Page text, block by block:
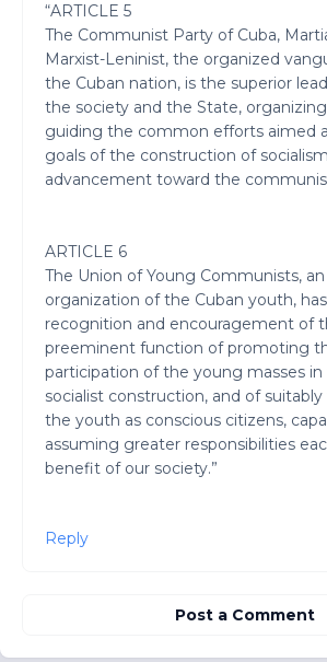
“ARTICLE 5
The Communist Party of Cuba,
Marxist-Leninist, the organized
the Cuban nation, is the superior
the society and the State,
guiding the common efforts aimed
goals of the construction of
advancement toward the
ARTICLE 6
The Union of Young Communists,
organization of the Cuban youth,
recognition and encouragement of
preeminent function of promoting
participation of the young masses
socialist construction, and of suitably
the youth as conscious citizens,
assuming greater responsibilities
benefit of our society.”
Reply
Post a Comment